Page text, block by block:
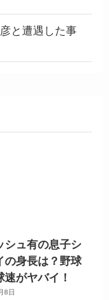
と遭遇した事
シュ有の息子シ
の身長は？野球
速がヤバイ！
8日